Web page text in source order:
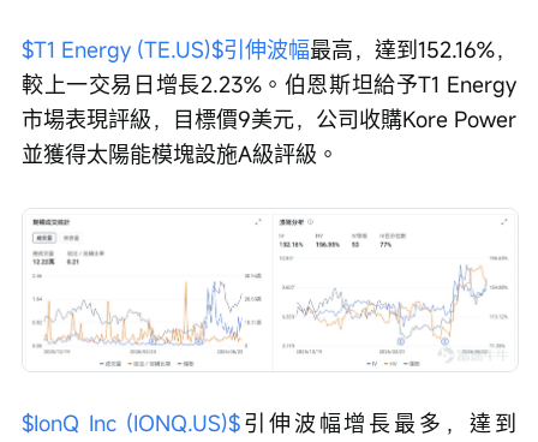
$T1 Energy (TE.US)$引伸波幅最高，達到152.16%，
較上一交易日增長2.23%。伯恩斯坦給予T1 Energy
市場表現評級，目標價9美元，公司收購Kore Power
並獲得太陽能模塊設施A級評級。
$IonQ Inc (IONQ.US)$引伸波幅增長最多，達到